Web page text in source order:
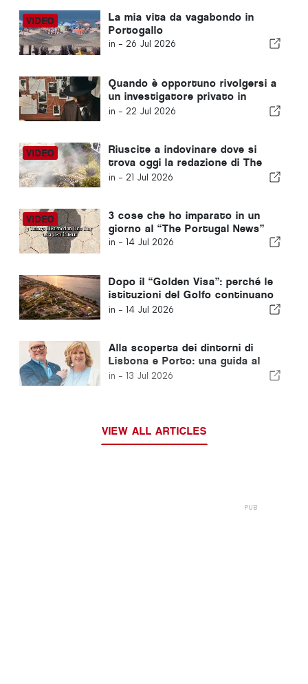
La mia vita da vagabondo in
Portogallo
in - 26 Jul 2026
Quando è opportuno rivolgersi a
un investigatore privato in
Portogallo? Cinque situazioni in
in - 22 Jul 2026
Riuscite a indovinare dove si
trova oggi la redazione di The
Portugal News?
in - 21 Jul 2026
3 cose che ho imparato in un
giorno al “The Portugal News”
in - 14 Jul 2026
Dopo il “Golden Visa”: perché le
istituzioni del Golfo continuano
a investire in Portogallo
in - 14 Jul 2026
Alla scoperta dei dintorni di
Lisbona e Porto: una guida al
nord del Portogallo e alla Costa
in - 13 Jul 2026
VIEW ALL ARTICLES